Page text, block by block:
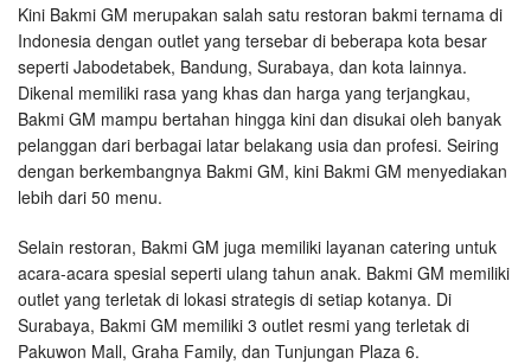
Kini Bakmi GM merupakan salah satu restoran bakmi ternama di
Indonesia dengan outlet yang tersebar di beberapa kota besar
seperti Jabodetabek, Bandung, Surabaya, dan kota lainnya.
Dikenal memiliki rasa yang khas dan harga yang terjangkau,
Bakmi GM mampu bertahan hingga kini dan disukai oleh banyak
pelanggan dari berbagai latar belakang usia dan profesi. Seiring
dengan berkembangnya Bakmi GM, kini Bakmi GM menyediakan
lebih dari 50 menu.
Selain restoran, Bakmi GM juga memiliki layanan catering untuk
acara-acara spesial seperti ulang tahun anak. Bakmi GM memiliki
outlet yang terletak di lokasi strategis di setiap kotanya. Di
Surabaya, Bakmi GM memiliki 3 outlet resmi yang terletak di
Pakuwon Mall, Graha Family, dan Tunjungan Plaza 6.